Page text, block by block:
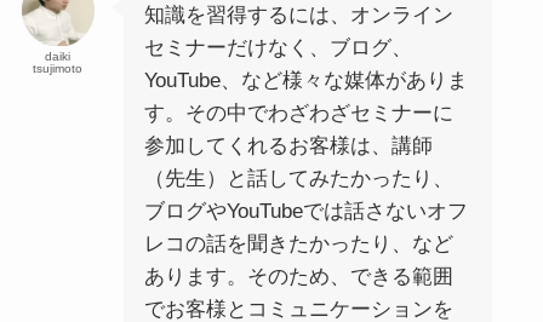
daiki
tsujimoto
知識を習得するには、オンライン
セミナーだけなく、ブログ、
YouTube、など様々な媒体がありま
す。その中でわざわざセミナーに
参加してくれるお客様は、講師
（先生）と話してみたかったり、
ブログやYouTubeでは話さないオフ
レコの話を聞きたかったり、など
あります。そのため、できる範囲
でお客様とコミュニケーションを